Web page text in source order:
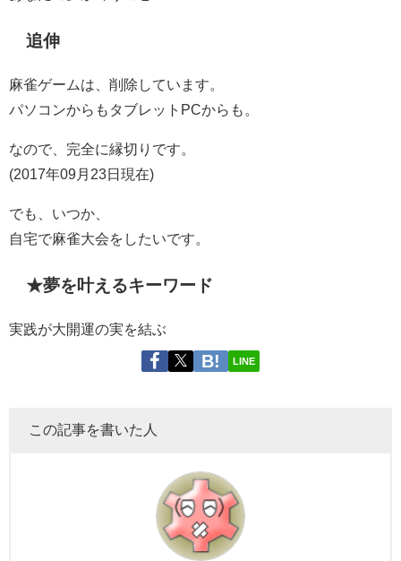
追伸
麻雀ゲームは、削除しています。
パソコンからもタブレットPCからも。
なので、完全に縁切りです。
(2017年09月23日現在)
でも、いつか、
自宅で麻雀大会をしたいです。
★夢を叶えるキーワード
実践が大開運の実を結ぶ
LINE
この記事を書いた人